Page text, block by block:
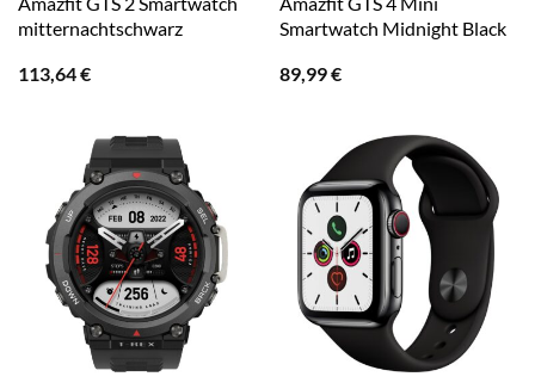
mitternachtschwarz
113,64€
Smartwatch Midnight Black
89,99€